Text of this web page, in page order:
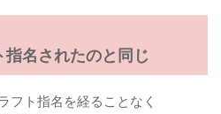
名されたのと同じ
フト指名を経ることなく